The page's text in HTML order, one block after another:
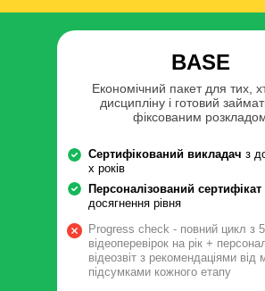
BASE
Сертифікований викладач з
х років
Персоналізований сертифікат
досягнення рівня
Progress check - повний цикл з 5
відеоперевірок на рік +
відеозвіт з рекомендаціями від
підсумками кожного етапу
Економічний пакет для тих,
дисципліну і готовий
фіксованим